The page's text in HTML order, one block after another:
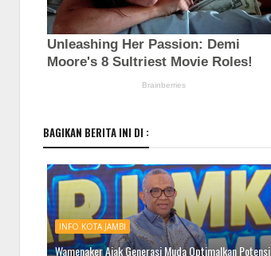
BAGIKAN BERITA INI DI :
INFO KOTA JAMBI
Wamenaker Ajak Generasi Muda Optimalkan Potensi